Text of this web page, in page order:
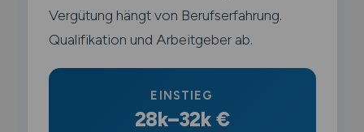
Vergütung hängt von Berufserfahrung.
Qualifikation und Arbeitgeber ab.
EINSTIEG
28k–32k €